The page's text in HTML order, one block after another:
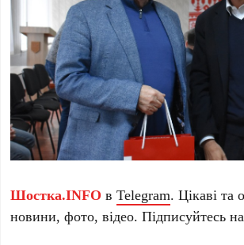
Шостка.INFO вTelegram. Цікаві та
новини, фото, відео. Підписуйтесь